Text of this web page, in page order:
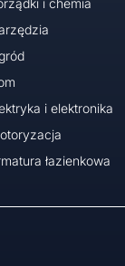
i chemia
i elektronika
łazienkowa